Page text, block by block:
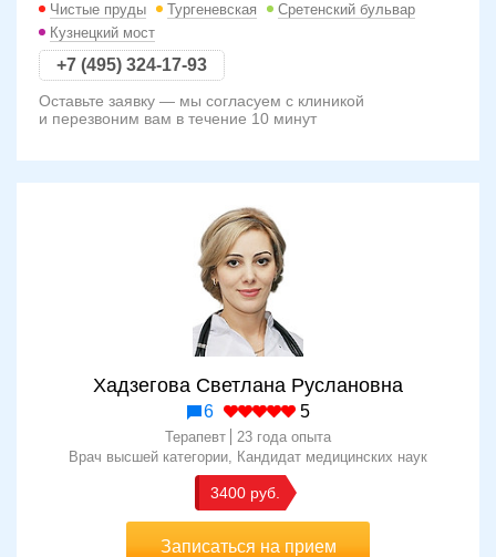
Чистые пруды
Тургеневская
Сретенский бульвар
Кузнецкий мост
+7 (495) 324-17-93
Оставьте заявку — мы согласуем с клиникой
и перезвоним вам в течение 10 минут
Хадзегова Светлана Руслановна
6 5
Терапевт
23 года опыта
Врач высшей категории Кандидат медицинских наук
3400
Записаться на прием